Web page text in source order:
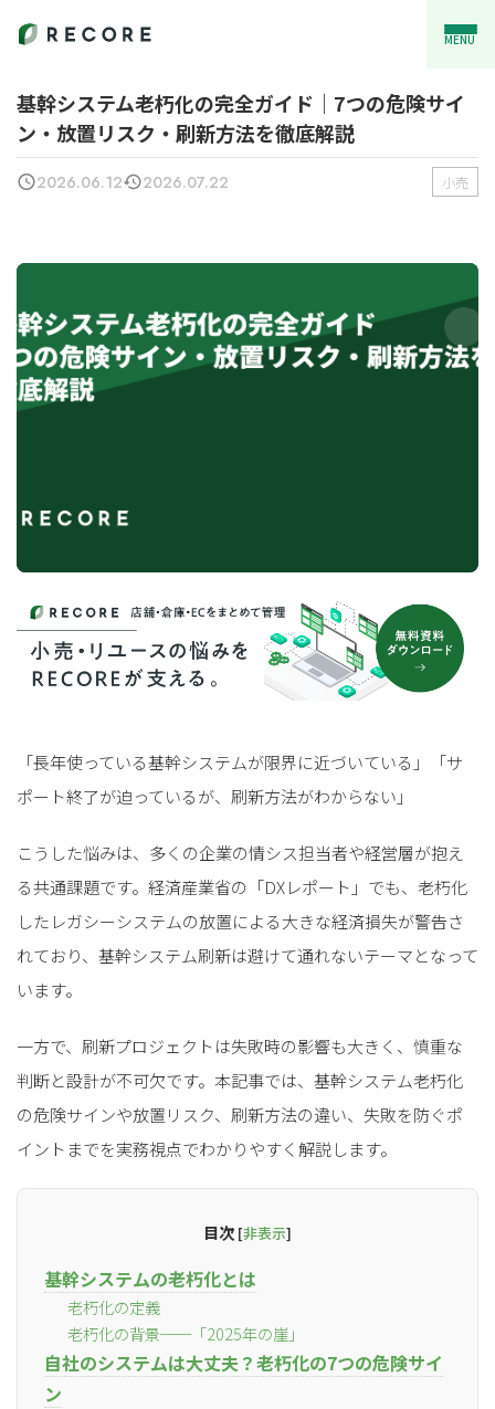
MENU
基幹システム老朽化の完全ガイド｜7つの危険サイ
ン・放置リスク・刷新方法を徹底解説
2026.06.12 2026.07.22 小売
「長年使っている基幹システムが限界に近づいている」「サ
ポート終了が迫っているが、刷新方法がわからない」
こうした悩みは、多くの企業の情シス担当者や経営層が抱え
る共通課題です。経済産業省の「DXレポート」でも、老朽化
したレガシーシステムの放置による大きな経済損失が警告さ
れており、基幹システム刷新は避けて通れないテーマとなって
います。
一方で、刷新プロジェクトは失敗時の影響も大きく、慎重な
判断と設計が不可欠です。本記事では、基幹システム老朽化
の危険サインや放置リスク、刷新方法の違い、失敗を防ぐポ
イントまでを実務視点でわかりやすく解説します。
目次 [非表示]
基幹システムの老朽化とは
老朽化の定義
老朽化の背景──「2025年の崖」
自社のシステムは大丈夫？老朽化の7つの危険サイ
ン